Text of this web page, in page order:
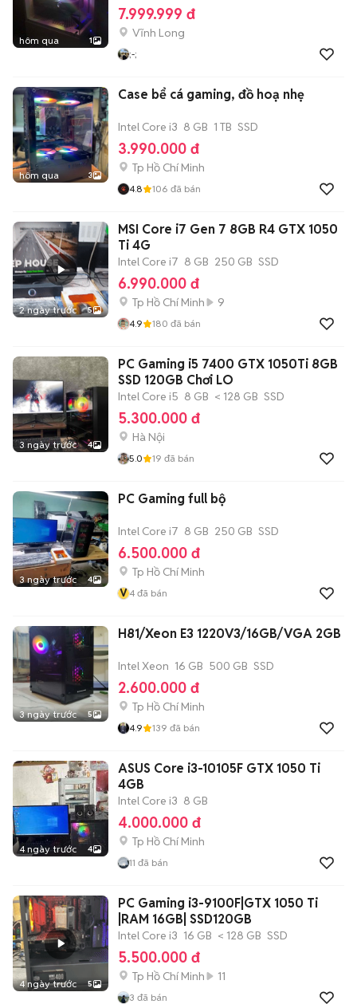
hôm qua 1
7.999.999 đ
Vĩnh Long
;-;
hôm qua 3
Case bể cá gaming, đồ hoạ nhẹ
Intel Core i3 8 GB 1 TB SSD
3.990.000 đ
Tp Hồ Chí Minh
4.8 106 đã bán
2 ngày trước 5
MSI Core i7 Gen 7 8GB R4 GTX 1050
Ti 4G
Intel Core i7 8 GB 250 GB SSD
6.990.000 đ
Tp Hồ Chí Minh 9
4.9 180 đã bán
3 ngày trước 4
PC Gaming i5 7400 GTX 1050Ti 8GB
SSD 120GB Chơi LO
Intel Core i5 8 GB < 128 GB SSD
5.300.000 đ
Hà Nội
5.0 19 đã bán
3 ngày trước 4
PC Gaming full bộ
Intel Core i7 8 GB 250 GB SSD
6.500.000 đ
Tp Hồ Chí Minh
V4 đã bán
3 ngày trước 5
H81/Xeon E3 1220V3/16GB/VGA 2GB
Intel Xeon 16 GB 500 GB SSD
2.600.000 đ
Tp Hồ Chí Minh
4.9 139 đã bán
4 ngày trước 4
ASUS Core i3-10105F GTX 1050 Ti
4GB
Intel Core i3 8 GB
4.000.000 đ
Tp Hồ Chí Minh
11 đã bán
4 ngày trước 5
PC Gaming i3-9100F|GTX 1050 Ti
|RAM 16GB| SSD120GB
Intel Core i3 16 GB < 128 GB SSD
5.500.000 đ
Tp Hồ Chí Minh 11
3 đã bán